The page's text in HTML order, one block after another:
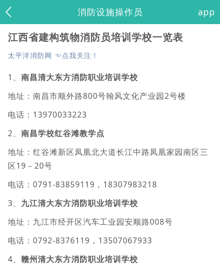
消防设施操作员 app
江西省建构筑物消防员培训学校一览表
太平洋消防网 ☜点我关注！
1、 南昌清大东方消防职业培训学校
地址：南昌市顺外路800号翰风文化产业园2号楼
电话：13970033223
2、 南昌学校红谷滩教学点
地址：红谷滩新区凤凰北大道长江中路凤凰家园南区三
区19－20号
电话：0791-83859119，18307983218
3、 九江清大东方消防职业培训学校
地址：九江市经开区汽车工业园安顺路008号
电话：0792-8376119，13507067933
4、 赣州清大东方消防职业培训学校